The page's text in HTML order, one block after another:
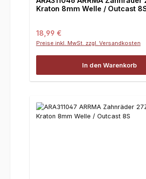
Kraton 8mm Welle / Outcast
Regulärer Preis:
18,99 €
Preise inkl. MwSt. zzgl. Versandkosten
In den Warenkorb